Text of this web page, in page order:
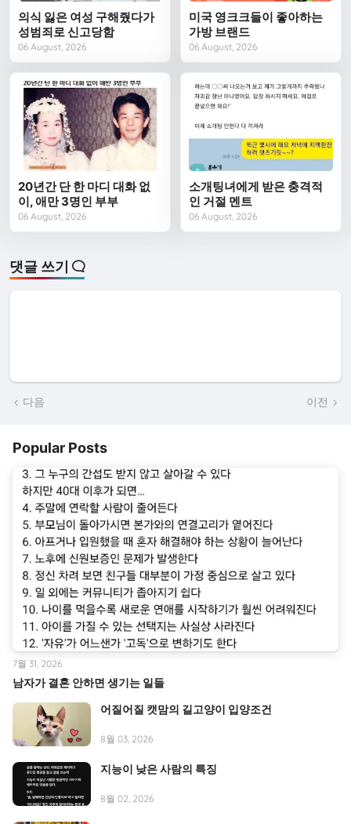
의식 잃은 여성 구해줬다가
성범죄로 신고당함
06 August, 2026
미국 영크크들이 좋아하는
가방 브랜드
06 August, 2026
20년간 단 한 마디 대화 없
이, 애만 3명인 부부
06 August, 2026
소개팅녀에게 받은 충격적
인 거절 멘트
06 August, 2026
댓글 쓰기
다음 이전
Popular Posts
남자가 결혼 안하면 생기는 일들
7월 31, 2026
어질어질 캣맘의 길고양이 입양조건
8월 03, 2026
지능이 낮은 사람의 특징
8월 02, 2026